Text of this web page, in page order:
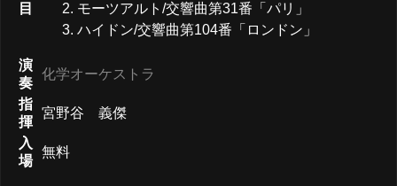
目
モーツアルト/交響曲第31番「パリ」
ハイドン/交響曲第104番「ロンドン」
演
奏
化学オーケストラ
指
揮
宮野谷 義傑
入
場
無料